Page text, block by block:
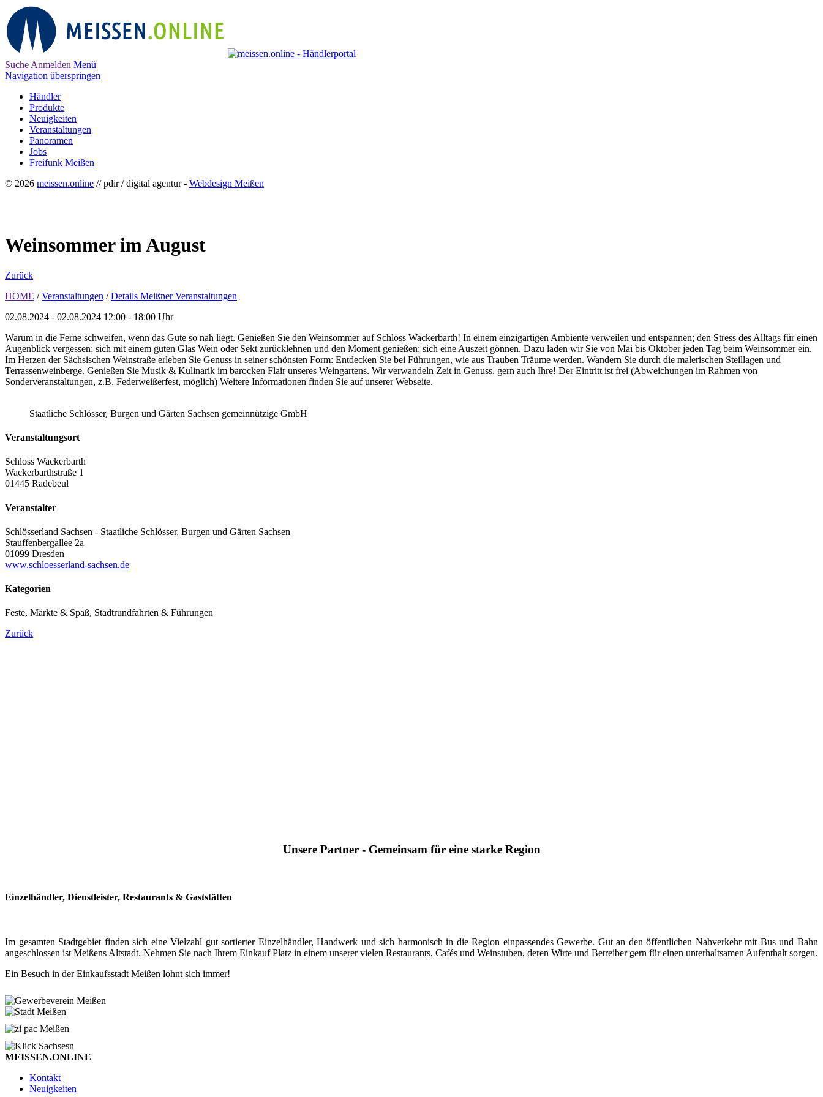
Suche Anmelden Menü
Navigation überspringen
Händler
Produkte
Neuigkeiten
Veranstaltungen
Panoramen
Jobs
Freifunk Meißen
© 2026 meissen.online // pdir / digital agentur - Webdesign Meißen
Weinsommer im August
Zurück
HOME / Veranstaltungen / Details Meißner Veranstaltungen
02.08.2024 - 02.08.2024 12:00 - 18:00 Uhr
Warum in die Ferne schweifen, wenn das Gute so nah liegt. Genießen Sie den Weinsommer auf Schloss Wackerbarth! In einem einzigartigen Ambiente verweilen und entspannen; den Stress des Alltags für einen
Augenblick vergessen; sich mit einem guten Glas Wein oder Sekt zurücklehnen und den Moment genießen; sich eine Auszeit gönnen. Dazu laden wir Sie von Mai bis Oktober jeden Tag beim Weinsommer ein.
Im Herzen der Sächsischen Weinstraße erleben Sie Genuss in seiner schönsten Form: Entdecken Sie bei Führungen, wie aus Trauben Träume werden. Wandern Sie durch die malerischen Steillagen und
Terrassenweinberge. Genießen Sie Musik & Kulinarik im barocken Flair unseres Weingartens. Wir verwandeln Zeit in Genuss, gern auch Ihre! Der Eintritt ist frei (Abweichungen im Rahmen von
Sonderveranstaltungen, z.B. Federweißerfest, möglich) Weitere Informationen finden Sie auf unserer Webseite.
Staatliche Schlösser, Burgen und Gärten Sachsen gemeinnützige GmbH
Veranstaltungsort
Schloss Wackerbarth
Wackerbarthstraße 1
01445 Radebeul
Veranstalter
Schlösserland Sachsen - Staatliche Schlösser, Burgen und Gärten Sachsen
Stauffenbergallee 2a
01099 Dresden
www.schloesserland-sachsen.de
Kategorien
Feste, Märkte & Spaß, Stadtrundfahrten & Führungen
Zurück
Unsere Partner - Gemeinsam für eine starke Region
Einzelhändler, Dienstleister, Restaurants & Gaststätten
Im gesamten Stadtgebiet finden sich eine Vielzahl gut sortierter Einzelhändler, Handwerk und sich harmonisch in die Region einpassendes Gewerbe. Gut an den öffentlichen Nahverkehr mit Bus und Bahn
angeschlossen ist Meißens Altstadt. Nehmen Sie nach Ihrem Einkauf Platz in einem unserer vielen Restaurants, Cafés und Weinstuben, deren Wirte und Betreiber gern für einen unterhaltsamen Aufenthalt sorgen.
Ein Besuch in der Einkaufsstadt Meißen lohnt sich immer!
MEISSEN.ONLINE
Kontakt
Neuigkeiten